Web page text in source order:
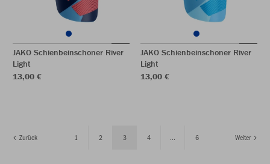
JAKO Schienbeinschoner River
Light
13,00 €
JAKO Schienbeinschoner River
Light
13,00 €
Zurück 1 2 3 4 ... 6 Weiter